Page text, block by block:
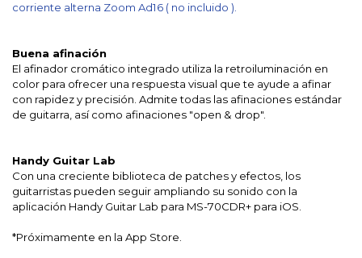
corriente alterna Zoom Ad16 ( no incluido ).
Buena afinación
El afinador cromático integrado utiliza la retroiluminación en
color para ofrecer una respuesta visual que te ayude a afinar
con rapidez y precisión. Admite todas las afinaciones estándar
de guitarra, así como afinaciones "open & drop".
Handy Guitar Lab
Con una creciente biblioteca de patches y efectos, los
guitarristas pueden seguir ampliando su sonido con la
aplicación Handy Guitar Lab para MS-70CDR+ para iOS.
*Próximamente en la App Store.